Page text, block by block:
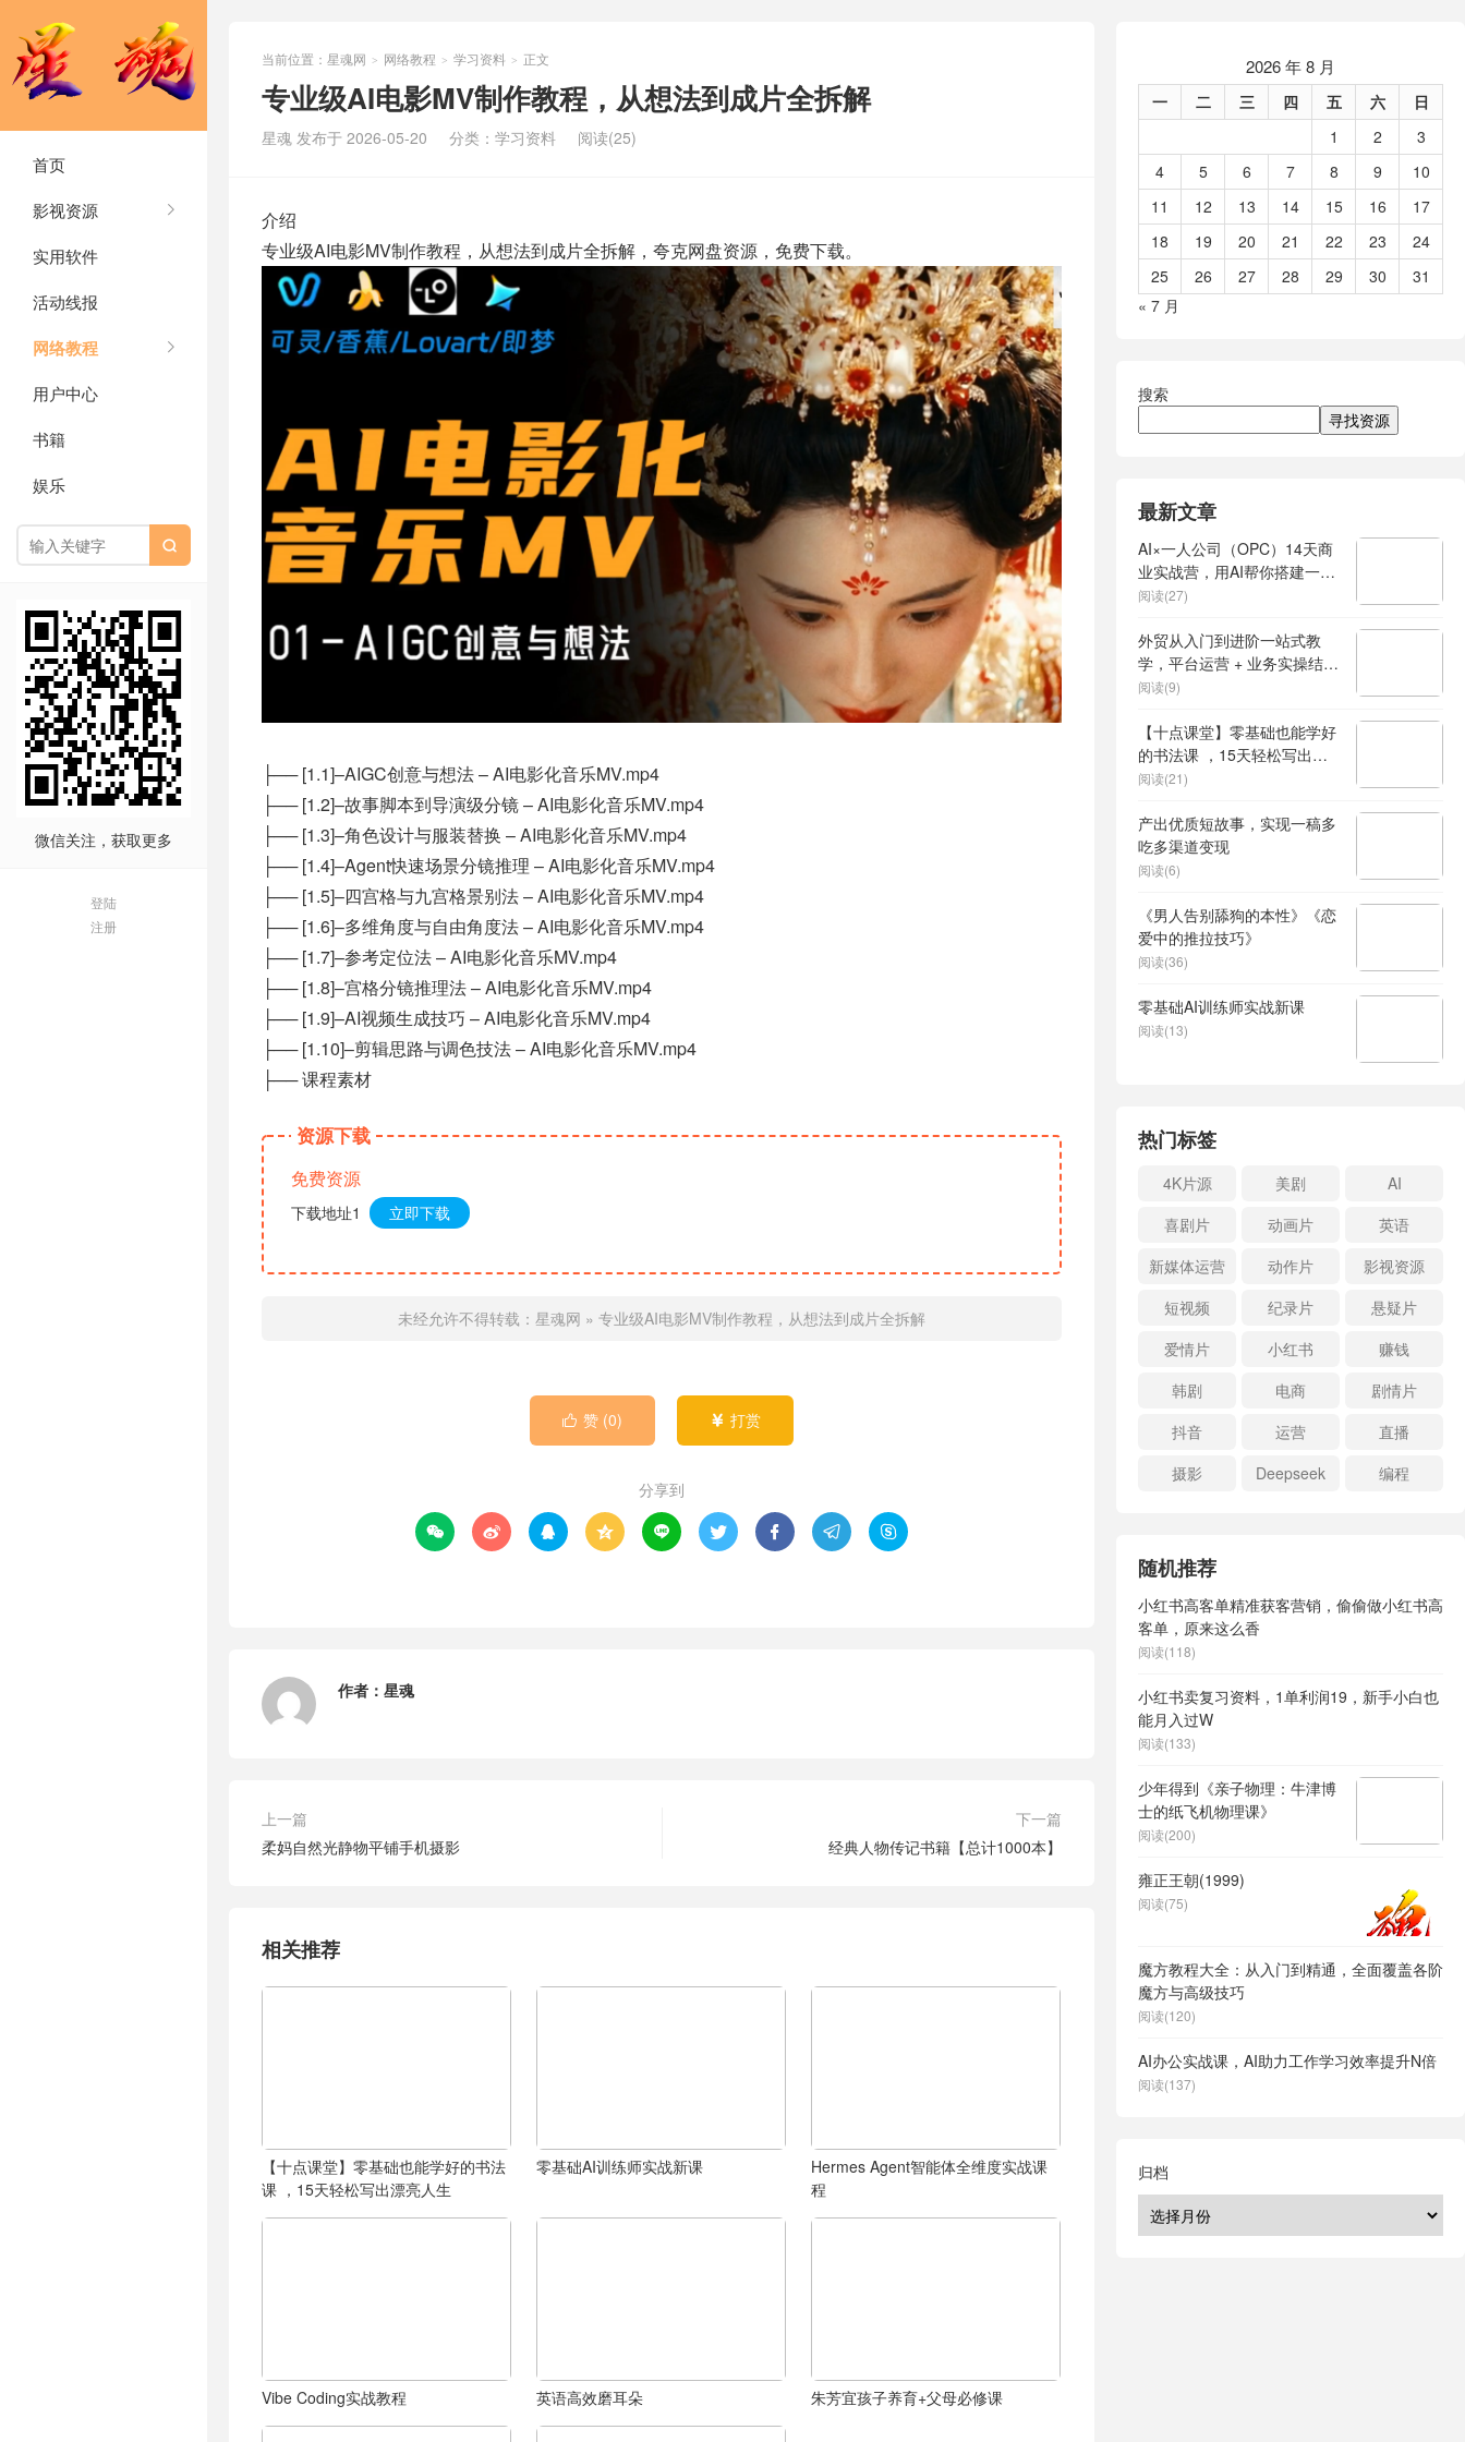
首页
影视资源
实用软件
活动线报
网络教程
用户中心
书籍
娱乐

微信关注，获取更多
登陆
注册
当前位置： 星魂网 > 网络教程 > 学习资料 > 正文
专业级AI电影MV制作教程，从想法到成片全拆解
星魂 发布于 2026-05-20 分类： 学习资料 阅读(25)
介绍
专业级AI电影MV制作教程，从想法到成片全拆解，夸克网盘资源，免费下载。
├── [1.1]–AIGC创意与想法 – AI电影化音乐MV.mp4
├── [1.2]–故事脚本到导演级分镜 – AI电影化音乐MV.mp4
├── [1.3]–角色设计与服装替换 – AI电影化音乐MV.mp4
├── [1.4]–Agent快速场景分镜推理 – AI电影化音乐MV.mp4
├── [1.5]–四宫格与九宫格景别法 – AI电影化音乐MV.mp4
├── [1.6]–多维角度与自由角度法 – AI电影化音乐MV.mp4
├── [1.7]–参考定位法 – AI电影化音乐MV.mp4
├── [1.8]–宫格分镜推理法 – AI电影化音乐MV.mp4
├── [1.9]–AI视频生成技巧 – AI电影化音乐MV.mp4
├── [1.10]–剪辑思路与调色技法 – AI电影化音乐MV.mp4
├── 课程素材
资源下载
免费资源
下载地址1 立即下载
未经允许不得转载： 星魂网 » 专业级AI电影MV制作教程，从想法到成片全拆解
 赞 (0)  打赏
分享到
        
作者： 星魂
上一篇
柔妈自然光静物平铺手机摄影
下一篇
经典人物传记书籍【总计1000本】
相关推荐
【十点课堂】零基础也能学好的书法
课 ，15天轻松写出漂亮人生
零基础AI训练师实战新课
Hermes Agent智能体全维度实战课
程
Vibe Coding实战教程 英语高效磨耳朵 朱芳宜孩子养育+父母必修课
2026 年 8 月
一 二 三 四 五 六
日
1
2
3
4
5 6 7 8 9
10
11
12 13 14 15 16
17
18
19 20 21 22 23
24
25
26 27 28 29 30
31
« 7 月
搜索
寻找资源
最新文章
AI×一人公司（OPC）14天商
业实战营，用AI帮你搭建一个
属于你自己的、能独立賺钱的
阅读(27)
外贸从入门到进阶一站式教
学，平台运营 + 业务实操结
合，实现业绩稳步增长
阅读(9)
【十点课堂】零基础也能学好
的书法课 ，15天轻松写出漂
亮人生
阅读(21)
产出优质短故事，实现一稿多
吃多渠道变现
阅读(6)
《男人告别舔狗的本性》《恋
爱中的推拉技巧》
阅读(36)
零基础AI训练师实战新课
阅读(13)
热门标签
4K片源 美剧
AI
喜剧片
动画片
英语
新媒体运营
动作片
影视资源
短视频
纪录片
悬疑片
爱情片
小红书
赚钱
韩剧
电商
剧情片
抖音
运营
直播
摄影
Deepseek 编程
随机推荐
小红书高客单精准获客营销，偷偷做小红书高
客单，原来这么香
阅读(118)
小红书卖复习资料，1单利润19，新手小白也
能月入过W
阅读(133)
少年得到《亲子物理：牛津博
士的纸飞机物理课》
阅读(200)
雍正王朝(1999)
阅读(75)
魔方教程大全：从入门到精通，全面覆盖各阶
魔方与高级技巧
阅读(120)
AI办公实战课，AI助力工作学习效率提升N倍
阅读(137)
归档